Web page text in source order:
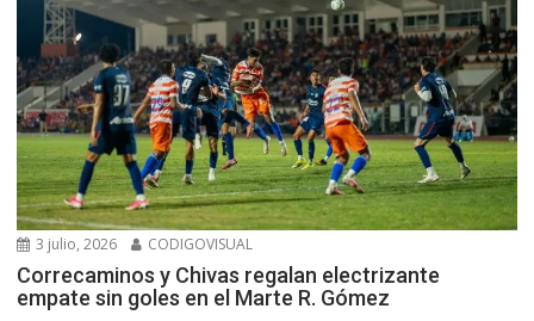
3 julio, 2026 CODIGOVISUAL
Correcaminos y Chivas regalan electrizante
empate sin goles en el Marte R. Gómez